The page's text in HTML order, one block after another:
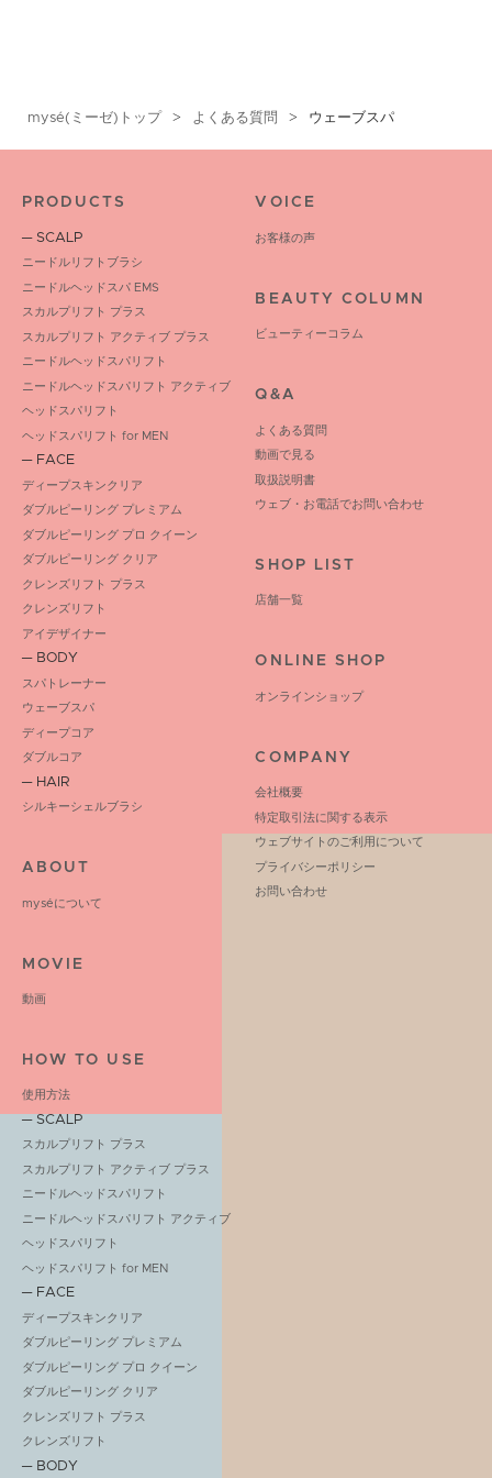
mysé(ミーゼ)トップ よくある質問 ウェーブスパ
PRODUCTS
─ SCALP
ニードルリフトブラシ
ニードルヘッドスパ EMS
スカルプリフト プラス
スカルプリフト アクティブ プラス
ニードルヘッドスパリフト
ニードルヘッドスパリフト アクティブ
ヘッドスパリフト
ヘッドスパリフト for MEN
─ FACE
ディープスキンクリア
ダブルピーリング プレミアム
ダブルピーリング プロ クイーン
ダブルピーリング クリア
クレンズリフト プラス
クレンズリフト
アイデザイナー
─ BODY
スパトレーナー
ウェーブスパ
ディープコア
ダブルコア
─ HAIR
シルキーシェルブラシ
ABOUT
myséについて
MOVIE
動画
HOW TO USE
使用方法
─ SCALP
スカルプリフト プラス
スカルプリフト アクティブ プラス
ニードルヘッドスパリフト
ニードルヘッドスパリフト アクティブ
ヘッドスパリフト
ヘッドスパリフト for MEN
─ FACE
ディープスキンクリア
ダブルピーリング プレミアム
ダブルピーリング プロ クイーン
ダブルピーリング クリア
クレンズリフト プラス
クレンズリフト
─ BODY
VOICE
お客様の声
BEAUTY COLUMN
ビューティーコラム
Q&A
よくある質問
動画で見る
取扱説明書
ウェブ・お電話でお問い合わせ
SHOP LIST
店舗一覧
ONLINE SHOP
オンラインショップ
COMPANY
会社概要
特定取引法に関する表示
ウェブサイトのご利用について
プライバシーポリシー
お問い合わせ